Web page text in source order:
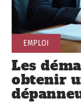
EMPLOI
Les
obtenir